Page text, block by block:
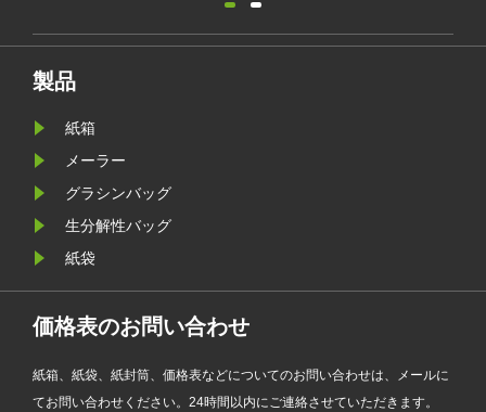
のトレンドをサポートし、企業が新
製品
紙箱
メーラー
グラシンバッグ
生分解性バッグ
紙袋
価格表のお問い合わせ
紙箱、紙袋、紙封筒、価格表などについてのお問い合わせは、メールに
てお問い合わせください。24時間以内にご連絡させていただきます。